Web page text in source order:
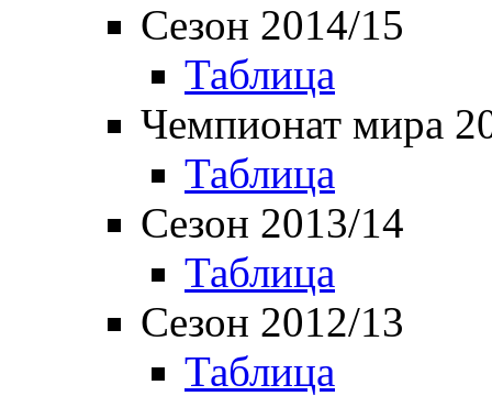
Сезон 2014/15
Таблица
Чемпионат мира
Таблица
Сезон 2013/14
Таблица
Сезон 2012/13
Таблица